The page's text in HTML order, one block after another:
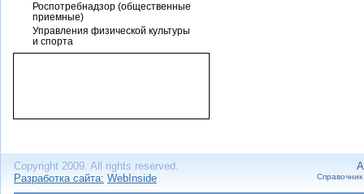
Роспотребнадзор (общественные
приемные)
Управления физической культуры
и спорта
Copyright 2009. All rights reserved.
Разработка сайта: WebInside